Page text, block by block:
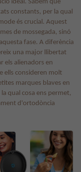
ideal. Sabem que
constants, per la qual
és crucial. Aquest
de mossegada, sinó
fase. A diferència
una major llibertat
els alienadors en
ells consideren molt
marques blaves en
qual cosa ens permet,
d'ortodòncia